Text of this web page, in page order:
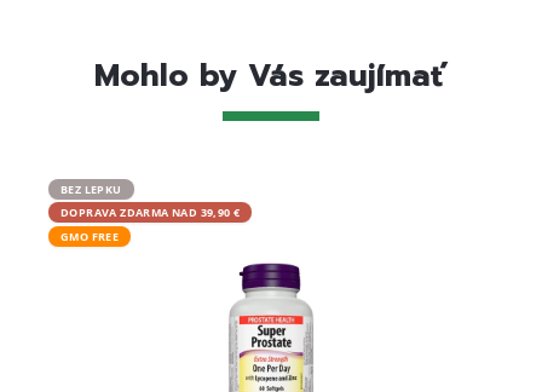
Mohlo by Vás zaujímať
BEZ LEPKU
DOPRAVA ZDARMA NAD 39,90 €
GMO FREE